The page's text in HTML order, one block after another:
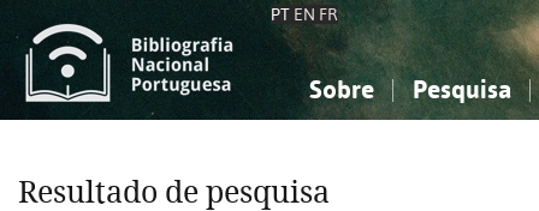
PT EN FR
Sobre Pesquisa
Ciências sociais...
Ciências sociais...
Resultado de pesquisa